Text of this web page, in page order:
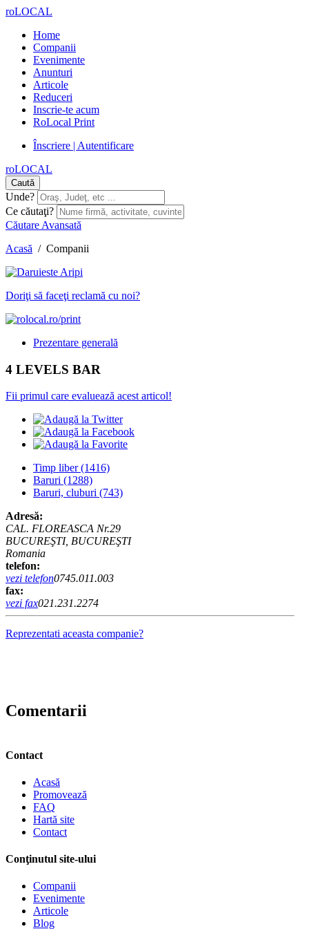
roLOCAL
Home
Companii
Evenimente
Anunturi
Articole
Reduceri
Inscrie-te acum
RoLocal Print
Înscriere | Autentificare
roLOCAL
Caută
Unde?
Ce căutaţi?
Căutare Avansată
Acasă / Companii
Doriţi să faceţi reclamă cu noi?
Prezentare generală
4 LEVELS BAR
Fii primul care evaluează acest articol!
Timp liber(1416)
Baruri (1288)
Baruri, cluburi (743)
Adresă:
CAL. FLOREASCA Nr.29
BUCUREŞTI, BUCUREŞTI
Romania
telefon:
vezi telefon0745.011.003
fax:
vezi fax021.231.2274
Reprezentati aceasta companie?
Comentarii
Contact
Acasă
Promovează
FAQ
Hartă site
Contact
Conţinutul site-ului
Companii
Evenimente
Articole
Blog